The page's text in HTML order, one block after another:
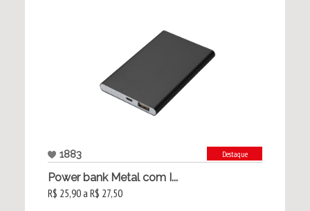
1883 Destaque
Power bank Metal com I...
R$ 25,90 a R$ 27,50